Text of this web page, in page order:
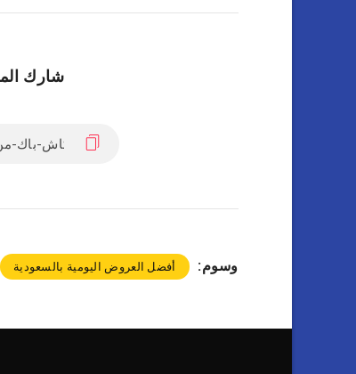
شارك
وسوم: أفضل العروض اليومية بالسعودية